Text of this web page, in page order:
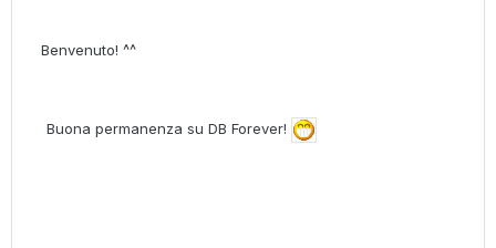
Benvenuto! ^^
Buona permanenza su DB Forever!